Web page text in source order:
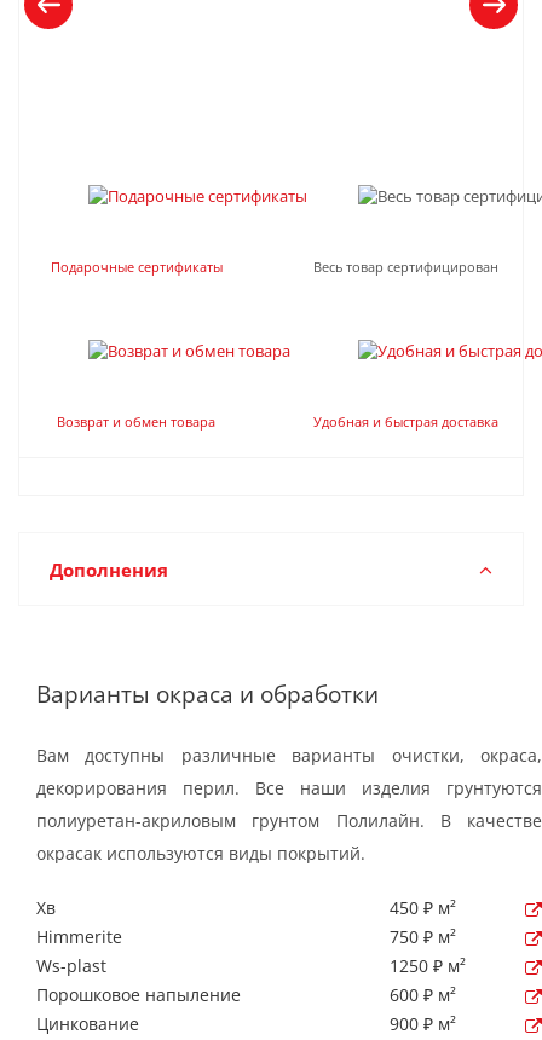
Подарочные сертификаты Весь товар сертифицирован
Возврат и обмен товара Удобная и быстрая доставка
Дополнения
Варианты окраса и обработки
Вам доступны различные варианты очистки, окраса,
декорирования перил. Все наши изделия грунтуются
полиуретан-акриловым грунтом Полилайн. В качестве
окрасак используются виды покрытий.
Хв
450 ₽ м²
Himmerite
750 ₽ м²
Ws-plast
1250 ₽ м²
Порошковое напыление
600 ₽ м²
Цинкование
900 ₽ м²